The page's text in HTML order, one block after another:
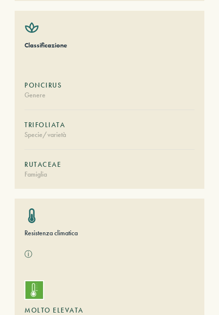
Classificazione
PONCIRUS
Genere
TRIFOLIATA
Specie/varietà
RUTACEAE
Famiglia
Resistenza climatica
ⓘ
MOLTO ELEVATA